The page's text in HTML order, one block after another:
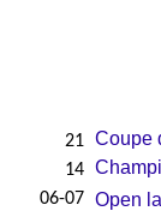
21 Coupe
14
06-07 Open